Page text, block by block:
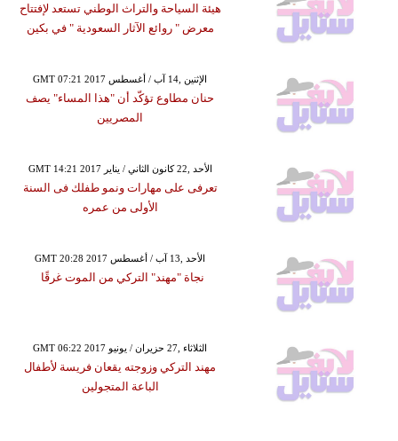
هيئة السياحة والتراث الوطني تستعد لإفتتاح
معرض " روائع الآثار السعودية " في بكين
GMT 07:21 2017 الإثنين ,14 آب / أغسطس
حنان مطاوع تؤكّد أن "هذا المساء" يصف
المصريين
GMT 14:21 2017 الأحد ,22 كانون الثاني / يناير
تعرفى على مهارات ونمو طفلك فى السنة
الأولى من عمره
GMT 20:28 2017 الأحد ,13 آب / أغسطس
نجاة "مهند" التركي من الموت غرقًا
GMT 06:22 2017 الثلاثاء ,27 حزيران / يونيو
مهند التركي وزوجته يقعان فريسة لأطفال
الباعة المتجولين